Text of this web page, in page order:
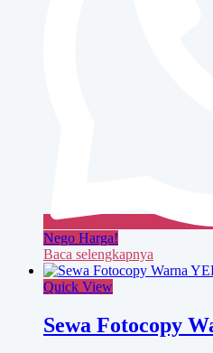
Nego Harga!
Baca selengkapnya
Quick View
Sewa Fotocopy